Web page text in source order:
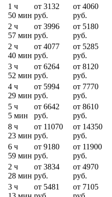
1 ч
50 мин
от 3132
руб.
от 4060
руб.
2 ч
57 мин
от 3996
руб.
от 5180
руб.
2 ч
40 мин
от 4077
руб.
от 5285
руб.
3 ч
52 мин
от 6264
руб.
от 8120
руб.
4 ч
29 мин
от 5994
руб.
от 7770
руб.
5 ч
5 мин
от 6642
руб.
от 8610
руб.
8 ч
23 мин
от 11070
руб.
от 14350
руб.
6 ч
59 мин
от 9180
руб.
от 11900
руб.
2 ч
28 мин
от 3834
руб.
от 4970
руб.
3 ч
от 5481
от 7105